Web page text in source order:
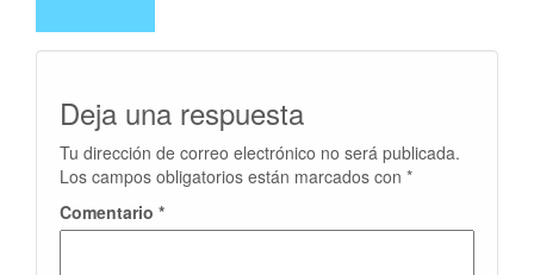
Deja una respuesta
Tu dirección de correo electrónico no será publicada.
Los campos obligatorios están marcados con *
Comentario *